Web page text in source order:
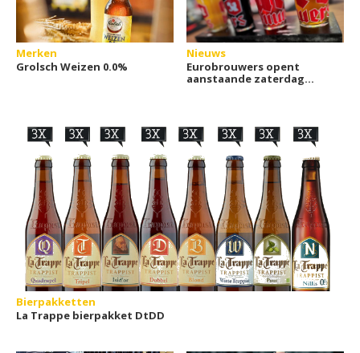
Merken
Grolsch Weizen 0.0%
Nieuws
Eurobrouwers opent
aanstaande zaterdag
Bierpakketten
La Trappe bierpakket DtDD